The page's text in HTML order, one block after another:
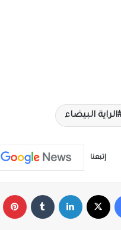
الراية البيضاء
إتبعنا